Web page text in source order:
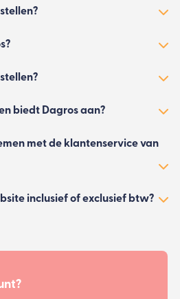
biedt Dagros aan?
met de klantenservice van
inclusief of exclusief btw?